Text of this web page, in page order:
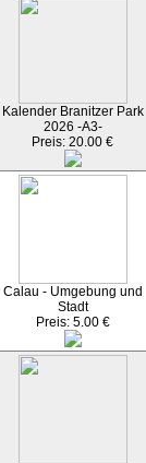
Kalender Branitzer Park
2026 -A3-
Preis: 20.00 €
Calau - Umgebung und
Stadt
Preis: 5.00 €